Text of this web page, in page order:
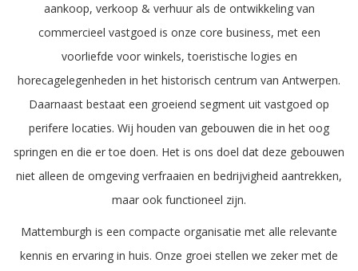
aankoop, verkoop & verhuur als de ontwikkeling van
commercieel vastgoed is onze core business, met een
voorliefde voor winkels, toeristische logies en
horecagelegenheden in het historisch centrum van Antwerpen.
Daarnaast bestaat een groeiend segment uit vastgoed op
perifere locaties. Wij houden van gebouwen die in het oog
springen en die er toe doen. Het is ons doel dat deze gebouwen
niet alleen de omgeving verfraaien en bedrijvigheid aantrekken,
maar ook functioneel zijn.
Mattemburgh is een compacte organisatie met alle relevante
kennis en ervaring in huis. Onze groei stellen we zeker met de